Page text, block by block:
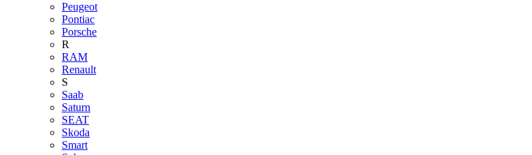
Peugeot
Pontiac
Porsche
R
RAM
Renault
S
Saab
Saturn
SEAT
Skoda
Smart